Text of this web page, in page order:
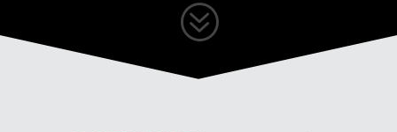
?